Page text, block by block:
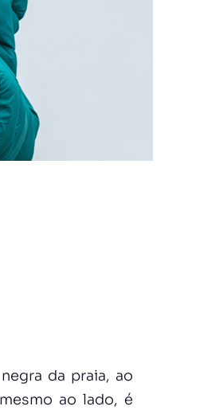
da praia, ao
ao lado, é